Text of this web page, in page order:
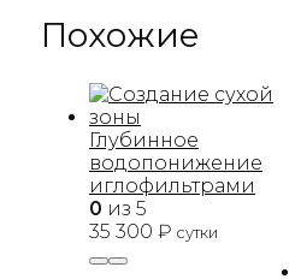
Похожие
Глубинное
водопонижение
иглофильтрами
0 из 5
35 300 ₽ сутки